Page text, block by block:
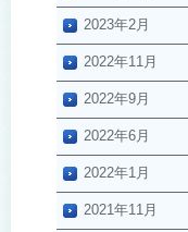
2023年2月
2022年11月
2022年9月
2022年6月
2022年1月
2021年11月